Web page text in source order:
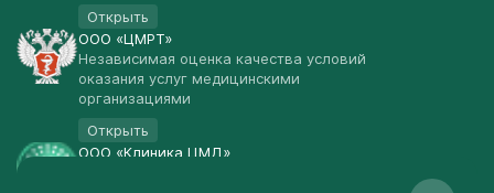
Открыть
ООО «ЦМРТ»
Независимая оценка качества условий
оказания услуг медицинскими
организациями
Открыть
ООО «Клиника ЦМД»